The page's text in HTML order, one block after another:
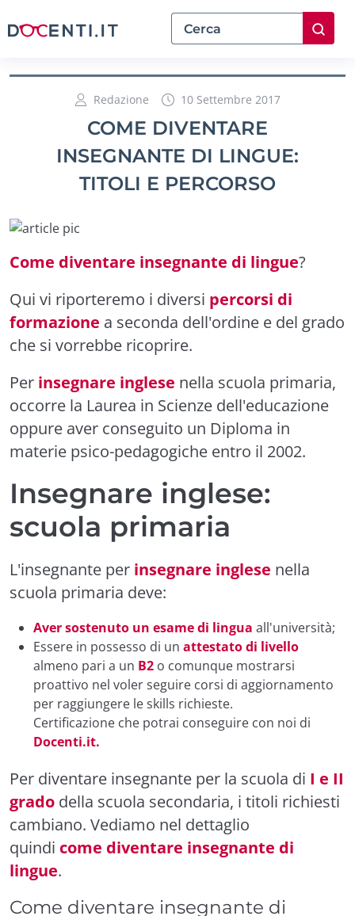
Redazione 10 Settembre 2017
COME DIVENTARE
INSEGNANTE DI LINGUE:
TITOLI E PERCORSO
Come diventare insegnante di lingue?
Qui vi riporteremo i diversi percorsi di
formazione a seconda dell'ordine e del grado
che si vorrebbe ricoprire.
Per insegnare inglese nella scuola primaria,
occorre la Laurea in Scienze dell'educazione
oppure aver conseguito un Diploma in
materie psico-pedagogiche entro il 2002.
Insegnare inglese:
scuola primaria
L'insegnante per insegnare inglese nella
scuola primaria deve:
Aver sostenuto un esame di lingua all'università;
Essere in possesso di un attestato di livello
almeno pari a un B2 o comunque mostrarsi
proattivo nel voler seguire corsi di aggiornamento
per raggiungere le skills richieste.
Certificazione che potrai conseguire con noi di
Docenti.it.
Per diventare insegnante per la scuola di I e II
grado della scuola secondaria, i titoli richiesti
cambiano. Vediamo nel dettaglio
quindi come diventare insegnante di
lingue.
Come diventare insegnante di